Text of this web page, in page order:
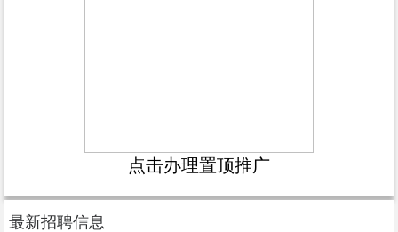
点击办理置顶推广
最新招聘信息